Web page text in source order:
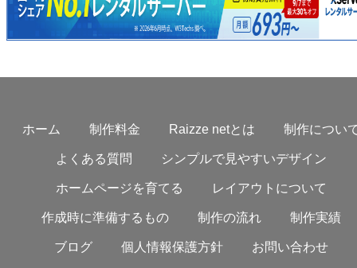
ホーム 制作料金 Raizze netとは 制作につい
よくある質問 シンプルで見やすいデザイン
ホームページを育てる レイアウトについて
作成時に準備するもの 制作の流れ 制作実績
ブログ 個人情報保護方針 お問い合わせ